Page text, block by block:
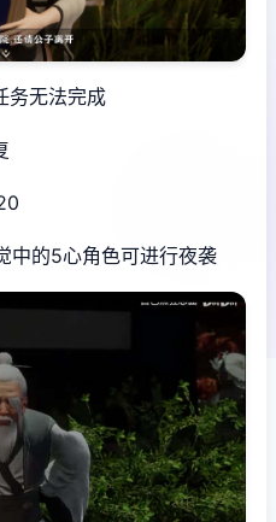
务无法完成
中的5心角色可进行夜袭